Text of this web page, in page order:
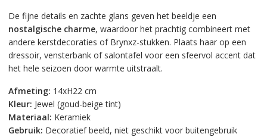
De fijne details en zachte glans geven het beeldje een
nostalgische charme, waardoor het prachtig combineert met
andere kerstdecoraties of Brynxz-stukken. Plaats haar op een
dressoir, vensterbank of salontafel voor een sfeervol accent dat
het hele seizoen door warmte uitstraalt.
Afmeting: 14xH22 cm
Kleur: Jewel (goud-beige tint)
Materiaal: Keramiek
Gebruik: Decoratief beeld, niet geschikt voor buitengebruik